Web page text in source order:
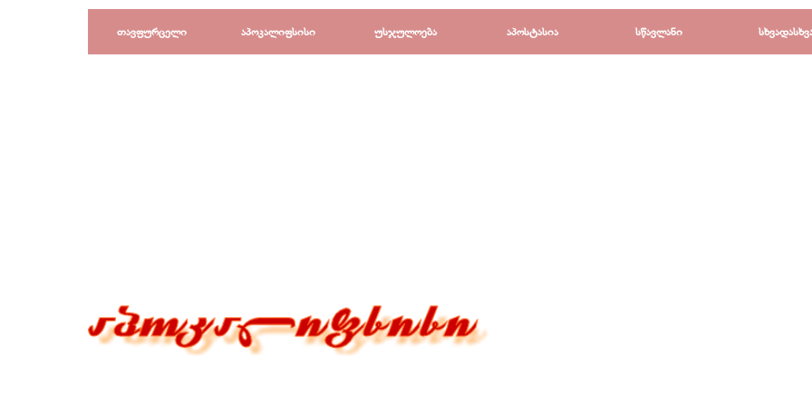
Перейти к контенту
თავფურცელი აპოკალიფსისი ▼
უსჯულოება ▼
აპოსტასია ▼
სწავლანი ▼